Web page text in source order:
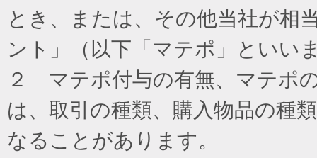
とき、または、その他当社が相
ント」（以下「マテポ」といい
２ マテポ付与の有無、マテポ
は、取引の種類、購入物品の種
なることがあります。